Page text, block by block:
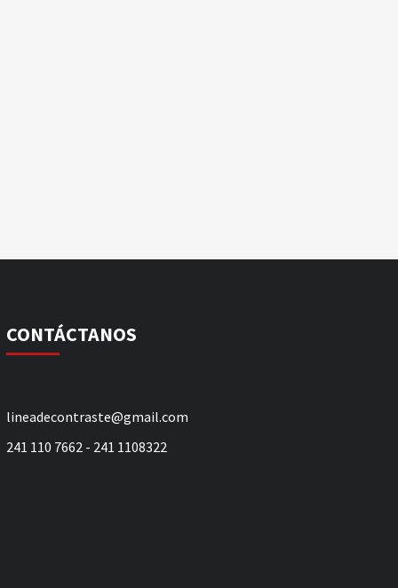
CONTÁCTANOS
lineadecontraste@gmail.com
241 110 7662 - 241 1108322